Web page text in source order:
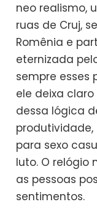
neo realismo,
ruas de Cruj,
Romênia e
eternizada
sempre esses
ele deixa
dessa lógica
para sexo
luto. O relógio
as pessoas
sentimentos.